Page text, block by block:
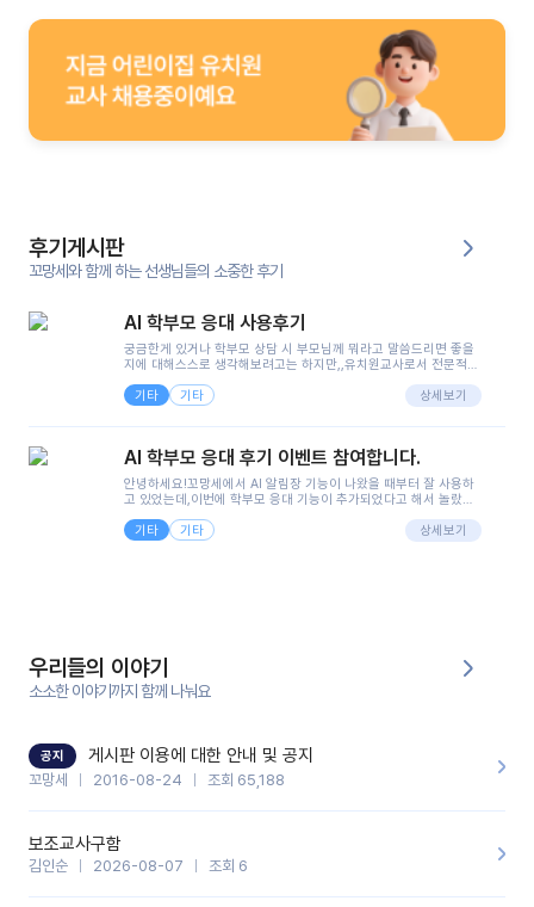
후기게시판
꼬망세와 함께 하는 선생님들의 소중한 후기
AI 학부모 응대 사용후기
궁금한게 있거나 학부모 상담 시 부모님께 뭐라고 말씀드리면 좋을
지에 대해스스로 생각해보려고는 하지만,,유치원교사로서 전문적인
려니 어려울때가...^^(저만 그런거 아니죠 ㅜㅜ)꼬망봇의 장점은 지
피티나 제미나이는 몇세이고 여자인지 남자인지 등그래도 좀 기본
정보를 제공하면서 물어봐야할 때가 있어그때마다 정보를 입력하는
으셔서 고민이 됐는데ai 학부모 응대를 써볼 수 있어서 좋았어요!앞
면..)그리고 제가 신입 때 이게 있었더라면 ㅜㅜㅜㅜ?응대 팁이 정말
좋은거 같아요지금은 그래도 아이들이 잘 이해 되지만초임 때는 정
말 어려워서 항상다른 선생님들께 도움을 요청했었거든요..ㅠ*일지
쓸 때도 좀 도움이 되는 거 같아요!
기타 기타 상세보기
AI 학부모 응대 후기 이벤트 참여합니다.
안녕하세요!꼬망세에서 AI 알림장 기능이 나왔을 때부터 잘 사용하
고 있었는데,이번에 학부모 응대 기능이 추가되었다고 해서 놀랐습
님 응대에 더 많은 부담을 느끼고 있습니다 ㅠㅠ이번에 제가 원에서
겪은 일과 학부모님께 전달드렸던 내용을 함께 보시고,저와 비슷한
을 많이 하는데,꼬망봇 덕분에 고민하는 시간을 줄이고 학부모님을
안심시킬 수 있었습니다.이 부분은 꼬망봇이 추가로 알려준 응대 tip
입니다.학부모님께 전화를 드리기 전에, 내용을 숙지하여 좀 더 전문
성 있는 교사가 되어 대화를 나눌 수 있었습니다.꼬망세 AI학부모 응
기능을 개발해 주셔서 감사합니다.
기타 기타 상세보기
우리들의 이야기
소소한 이야기까지 함께 나눠요
공지 게시판 이용에 대한 안내 및 공지
꼬망세 2016-08-24 조회 65,188
보조교사구함
김인순 2026-08-07 조회 6